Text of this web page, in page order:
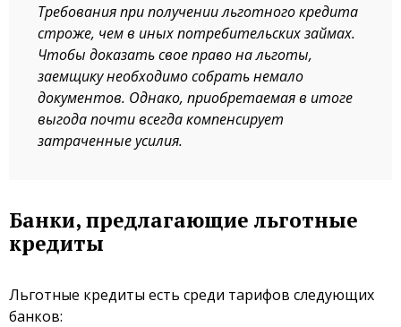
Требования при получении льготного кредита
строже, чем в иных потребительских займах.
Чтобы доказать свое право на льготы,
заемщику необходимо собрать немало
документов. Однако, приобретаемая в итоге
выгода почти всегда компенсирует
затраченные усилия.
Банки, предлагающие льготные
кредиты
Льготные кредиты есть среди тарифов следующих
банков: